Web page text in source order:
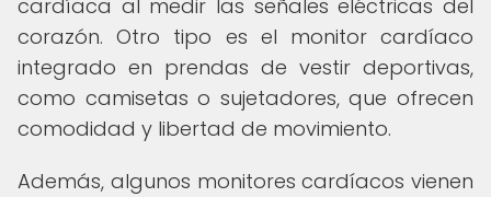
cardíaca al medir las señales eléctricas del
corazón. Otro tipo es el monitor cardíaco
integrado en prendas de vestir deportivas,
como camisetas o sujetadores, que ofrecen
comodidad y libertad de movimiento.
Además, algunos monitores cardíacos vienen